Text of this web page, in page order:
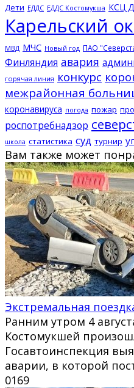
Дети ЕДДС ЕДДС Костомукша КСЦ
Карельский
МВД МЧС Новый год ПАО
Финляндия авария
горячая линия конкурс
межрайонная
коронавируса погода пожар
роспотребнадзор
школа статистика суд турнир
Вам также может
Экстремальная
Ранним утром 4
Костомукшей
Госавтоинспекция
аварии, в которой
0169